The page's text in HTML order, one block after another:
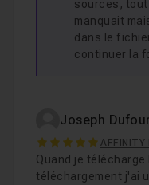
sources, tout
manquait
dans le
continuer la
Joseph Dufour
5
Quand je
téléchargement j'ai